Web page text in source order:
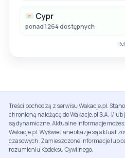
Cypr
ponad 1264 dostępnych
Treści pochodzą z serwisu Wakacje.pl.
chronioną należącą do Wakacje.pl S.A. i/
są dynamiczne. Aktualne informacje
Wakacje.pl. Wyświetlane okazje są
czasowych. Zamieszczone informacje lub
rozumieniu Kodeksu Cywilnego.